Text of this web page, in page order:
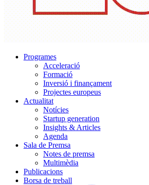
Programes
Acceleració
Formació
Inversió i finançament
Projectes europeus
Actualitat
Notícies
Startup generation
Insights & Articles
Agenda
Sala de Premsa
Notes de premsa
Multimèdia
Publicacions
Borsa de treball